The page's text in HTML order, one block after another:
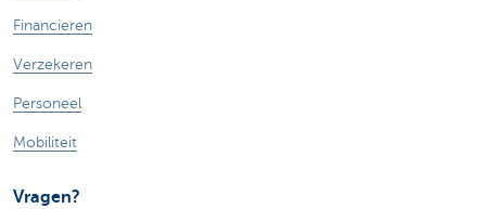
Financieren
Verzekeren
Personeel
Mobiliteit
Vragen?